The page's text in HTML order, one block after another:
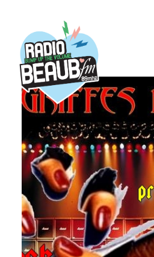
ACTUS
REPLAY
ÉMISSIONS
BOUTIQUE